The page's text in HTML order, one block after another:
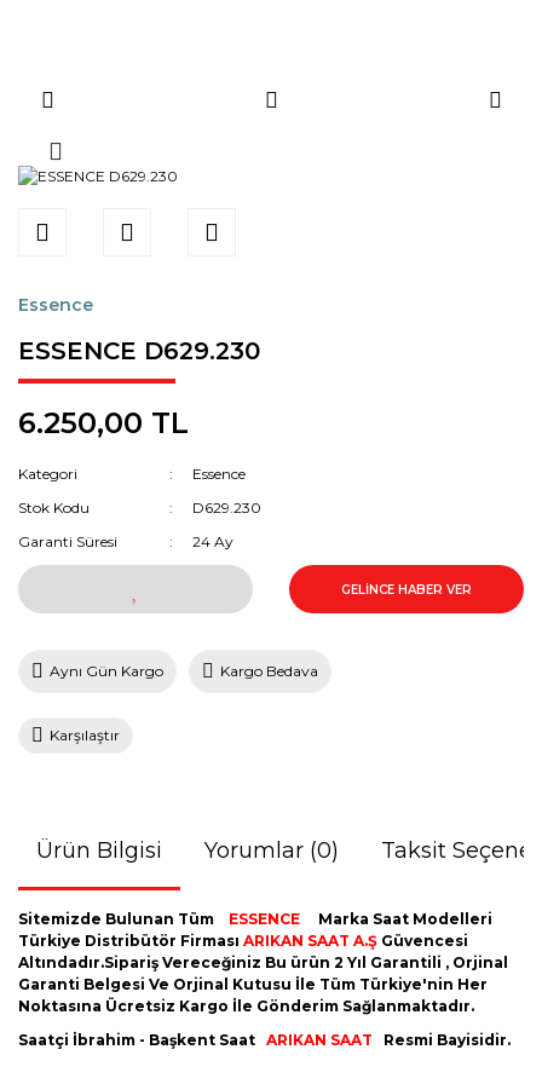
Essence
ESSENCE D629.230
6.250,00 TL
Kategori
Essence
Stok Kodu
D629.230
Garanti Süresi
24 Ay
GELİNCE HABER VER
Aynı Gün Kargo Kargo Bedava
Karşılaştır
Ürün Bilgisi Yorumlar (0) Taksit
Sitemizde Bulunan Tüm ESSENCE
Marka Saat Modelleri
Türkiye Distribütör Firması ARIKAN SAAT A.Ş Güvencesi
Altındadır.Sipariş Vereceğiniz Bu ürün 2 Yıl Garantili , Orjinal
Garanti Belgesi Ve Orjinal Kutusu İle Tüm Türkiye'nin Her
Noktasına Ücretsiz Kargo İle Gönderim Sağlanmaktadır.
Saatçi İbrahim - Başkent Saat ARIKAN SAAT Resmi Bayisidir.